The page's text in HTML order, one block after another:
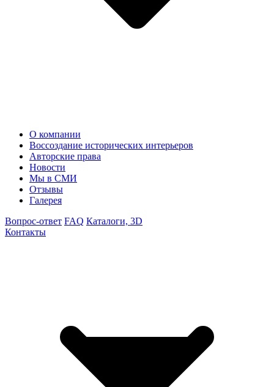
О компании
Воссоздание исторических интерьеров
Авторские права
Новости
Мы в СМИ
Отзывы
Галерея
Вопрос-ответ FAQ Каталоги, 3D
Контакты